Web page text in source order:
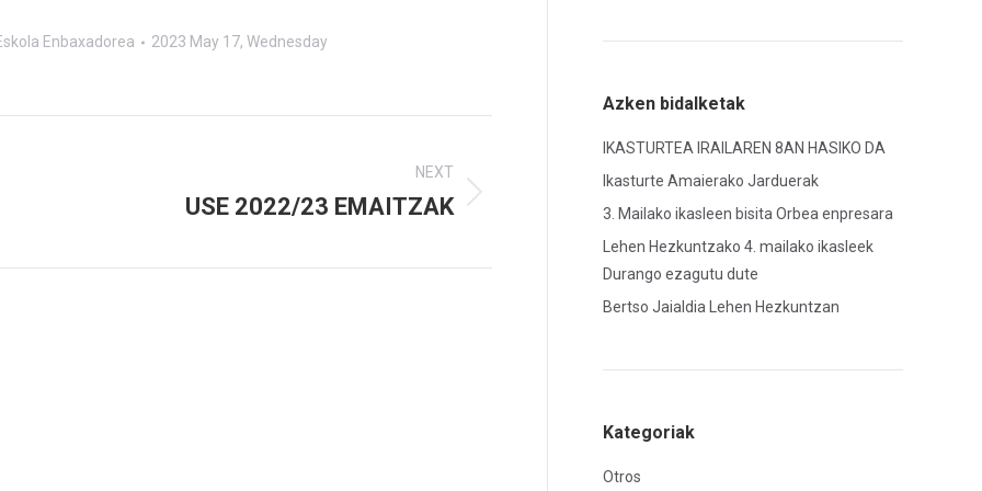
Enbaxadorea 2023 May 17, Wednesday
NEXT
USE 2022/23 EMAITZAK
Azken bidalketak
IKASTURTEA IRAILAREN 8AN HASIKO DA
Ikasturte Amaierako Jarduerak
3. Mailako ikasleen bisita Orbea enpresara
Lehen Hezkuntzako 4. mailako ikasleek
Durango ezagutu dute
Bertso Jaialdia Lehen Hezkuntzan
Kategoriak
Otros